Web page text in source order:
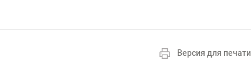
Версия для печати